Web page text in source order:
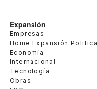
Expansión
Empresas
Home Expansión Politica
Economía
Internacional
Tecnología
Obras